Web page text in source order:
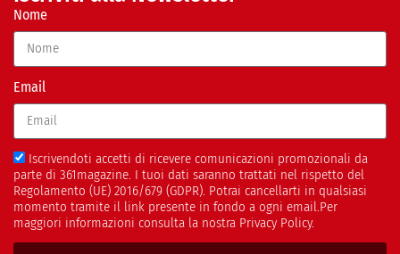
Nome
Email
Iscrivendoti accetti di ricevere comunicazioni promozionali da
parte di 361magazine. I tuoi dati saranno trattati nel rispetto del
Regolamento (UE) 2016/679 (GDPR). Potrai cancellarti in qualsiasi
momento tramite il link presente in fondo a ogni email.Per
maggiori informazioni consulta la nostra Privacy Policy.